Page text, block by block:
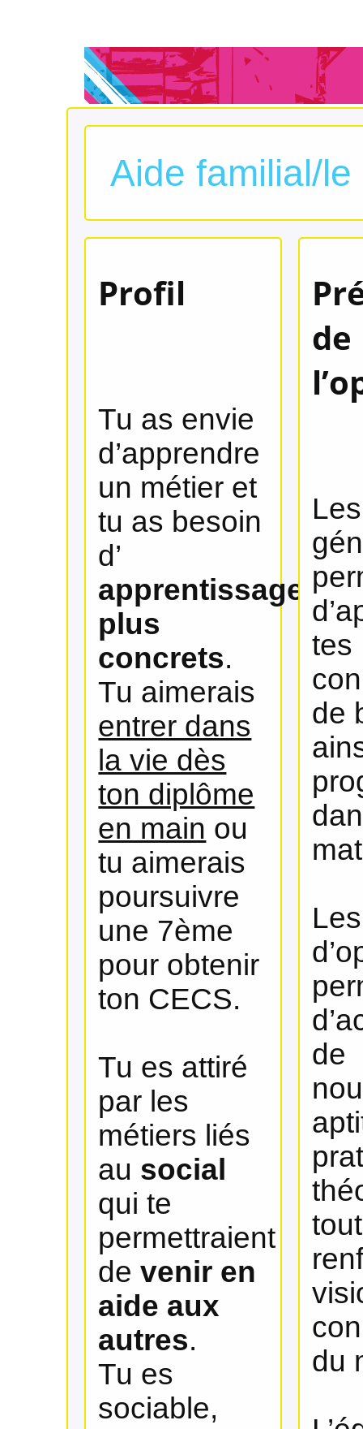
Aide familial/
Profil
Tu as envie
d’apprendre
un métier et
tu as besoin
d’
apprentissages
plus
concrets.
Tu aimerais
entrer dans
la vie dès
ton diplôme
en main ou
tu aimerais
poursuivre
une 7ème
pour obtenir
ton CECS.
Tu es attiré
par les
métiers liés
au social
qui te
permettraient
devenir en
aide aux
autres.
Tu es
sociable,
de
tes
de
de
du